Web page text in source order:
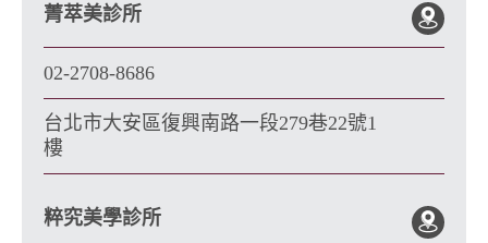
菁萃美診所
02-2708-8686
台北市大安區復興南路一段279巷22號1
樓
粹究美學診所